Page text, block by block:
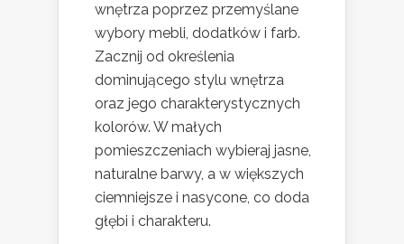
wnętrza poprzez przemyślane
wybory mebli, dodatków i farb.
Zacznij od określenia
dominującego stylu wnętrza
oraz jego charakterystycznych
kolorów. W małych
pomieszczeniach wybieraj jasne,
naturalne barwy, a w większych
ciemniejsze i nasycone, co doda
głębi i charakteru.